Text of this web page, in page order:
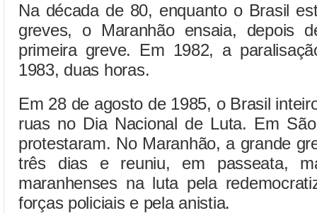
Na década de 80, enquanto o Brasil
greves, o Maranhão ensaia, depois
primeira greve. Em 1982, a
1983, duas horas.
Em 28 de agosto de 1985, o Brasil
ruas no Dia Nacional de Luta. Em
protestaram. No Maranhão, a grande
três dias e reuniu, em passeata,
maranhenses na luta pela
forças policiais e pela anistia.